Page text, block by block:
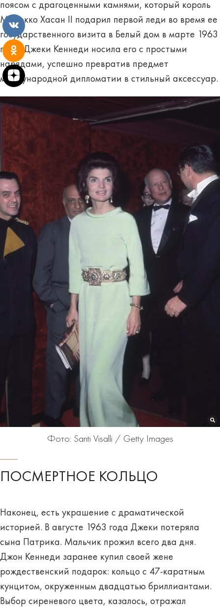
поясом с драгоценными камнями, который король
Марокко Хасан II подарил первой леди во время ее
государственного визита в Белый дом в марте 1963
года. Джеки Кеннеди носила его с простыми
нарядами, успешно превратив предмет
международной дипломатии в стильный аксессуар.
Фото: Santi Visalli / Getty Images
ПОСМЕРТНОЕ КОЛЬЦО
Наконец, есть украшение с драматической
историей. В августе 1963 года Джеки потеряла
сына Патрика. Мальчик прожил всего два дня.
Джон Кеннеди заранее купил своей жене
рождественский подарок: кольцо с 47-каратным
кунцитом, окруженным двадцатью бриллиантами.
Выбор сиреневого цвета, казалось, отражал